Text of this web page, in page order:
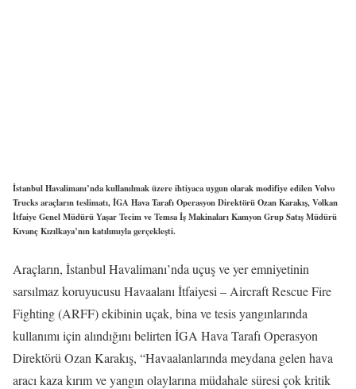
İstanbul Havalimanı’nda kullanılmak üzere ihtiyaca uygun olarak modifiye edilen Volvo
Trucks araçların teslimatı, İGA Hava Tarafı Operasyon Direktörü Ozan Karakış, Volkan
İtfaiye Genel Müdürü Yaşar Tecim ve Temsa İş Makinaları Kamyon Grup Satış Müdürü
Kıvanç Kızılkaya’nın katılımıyla gerçekleşti.
Araçların, İstanbul Havalimanı’nda uçuş ve yer emniyetinin
sarsılmaz koruyucusu Havaalanı İtfaiyesi – Aircraft Rescue Fire
Fighting (ARFF) ekibinin uçak, bina ve tesis yangınlarında
kullanımı için alındığını belirten İGA Hava Tarafı Operasyon
Direktörü Ozan Karakış, “Havaalanlarında meydana gelen hava
aracı kaza kırım ve yangın olaylarına müdahale süresi çok kritik